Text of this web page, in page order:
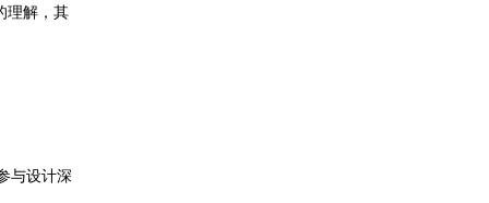
理解，其
与设计深